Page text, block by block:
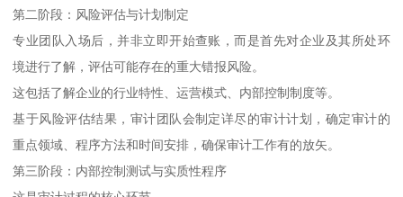
第二阶段：风险评估与计划制定
专业团队入场后，并非立即开始查账，而是首先对企业及其所处环
境进行了解，评估可能存在的重大错报风险。
这包括了解企业的行业特性、运营模式、内部控制制度等。
基于风险评估结果，审计团队会制定详尽的审计计划，确定审计的
重点领域、程序方法和时间安排，确保审计工作有的放矢。
第三阶段：内部控制测试与实质性程序